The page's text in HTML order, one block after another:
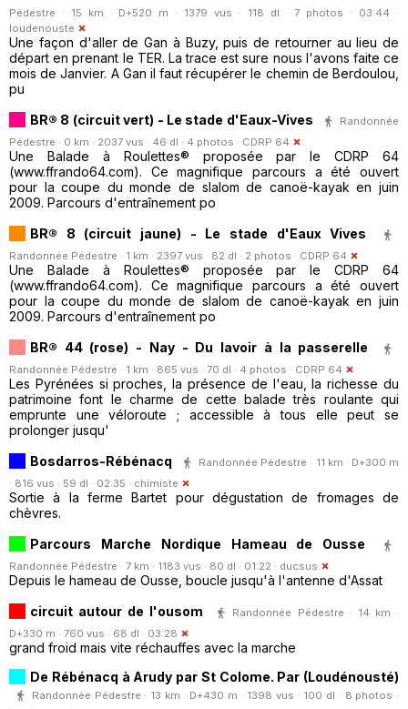
Pédestre · 15 km · D+520 m · 1379 vus · 118 dl · 7 photos · 03:44 ·
loudenouste
Une façon d'aller de Gan à Buzy, puis de retourner au lieu de
départ en prenant le TER. La trace est sure nous l'avons faite ce
mois de Janvier. A Gan il faut récupérer le chemin de Berdoulou,
pu
BR® 8 (circuit vert) - Le stade d'Eaux-Vives
Randonnée
Pédestre · 0 km · 2037 vus · 46 dl · 4 photos · CDRP 64
Une Balade à Roulettes® proposée par le CDRP 64
(www.ffrando64.com). Ce magnifique parcours a été ouvert
pour la coupe du monde de slalom de canoë-kayak en juin
2009. Parcours d'entraînement po
BR® 8 (circuit jaune) - Le stade d'Eaux Vives
Randonnée Pédestre · 1 km · 2397 vus · 82 dl · 2 photos · CDRP 64
Une Balade à Roulettes® proposée par le CDRP 64
(www.ffrando64.com). Ce magnifique parcours a été ouvert
pour la coupe du monde de slalom de canoë-kayak en juin
2009. Parcours d'entraînement po
BR® 44 (rose) - Nay - Du lavoir à la passerelle
Randonnée Pédestre · 1 km · 865 vus · 70 dl · 4 photos · CDRP 64
Les Pyrénées si proches, la présence de l'eau, la richesse du
patrimoine font le charme de cette balade très roulante qui
emprunte une véloroute ; accessible à tous elle peut se
prolonger jusqu'
Bosdarros-Rébénacq
Randonnée Pédestre · 11 km · D+300 m
· 816 vus · 59 dl · 02:35 · chimiste
Sortie à la ferme Bartet pour dégustation de fromages de
chèvres.
Parcours Marche Nordique Hameau de Ousse
Randonnée Pédestre · 7 km · 1183 vus · 80 dl · 01:22 · ducsus
Depuis le hameau de Ousse, boucle jusqu'à l'antenne d'Assat
circuit autour de l'ousom
Randonnée Pédestre · 14 km ·
D+330 m · 760 vus · 68 dl · 03:28
grand froid mais vite réchauffes avec la marche
De Rébénacq à Arudy par St Colome. Par (Loudénousté)
Randonnée Pédestre · 13 km · D+430 m · 1398 vus · 100 dl · 8 photos ·